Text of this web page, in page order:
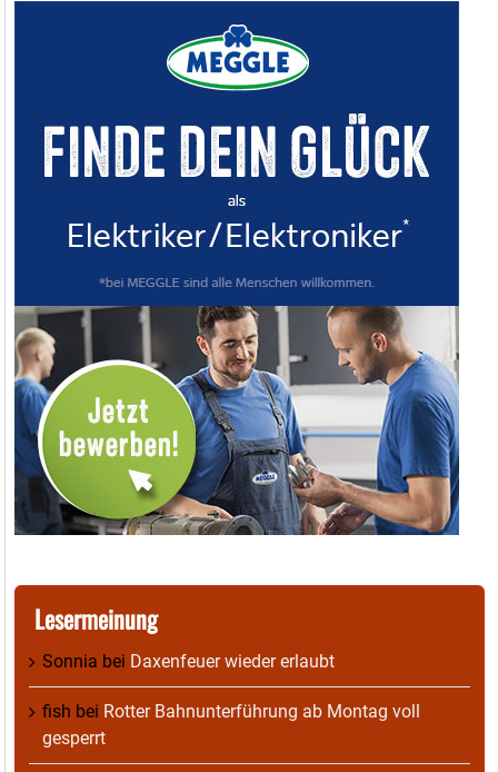
Lesermeinung
Sonnia bei Daxenfeuer wieder erlaubt
fish bei Rotter Bahnunterführung ab Montag voll
gesperrt